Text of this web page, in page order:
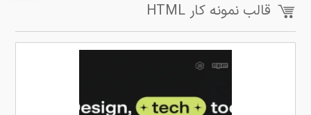
قالب نمونه کار HTML